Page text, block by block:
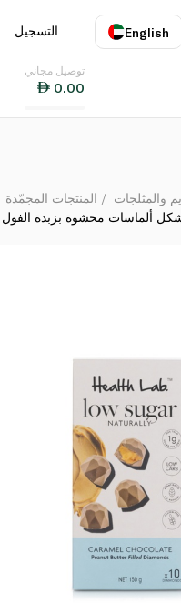
English
اللغة
التسجيل
توصيل مجاني
0.00
على شكل ألماسات محشوة
المنتجات المجمّدة والمثلجات
محشوة بزبدة الفول